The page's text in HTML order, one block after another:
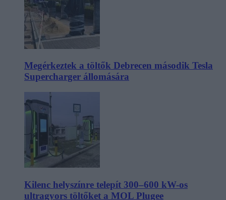
Megérkeztek a töltők Debrecen második Tesla
Supercharger állomására
Kilenc helyszínre telepít 300–600 kW-os
ultragyors töltőket a MOL Plugee